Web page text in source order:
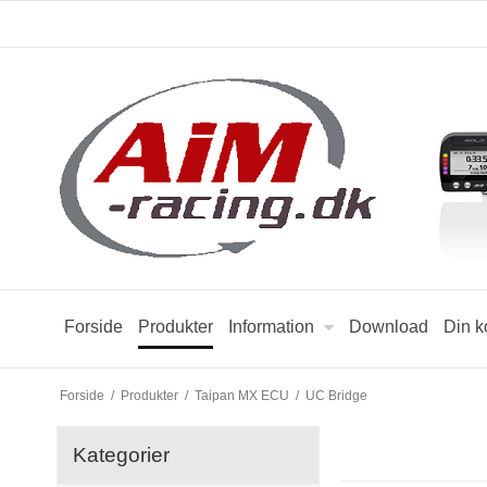
Forside Produkter Information Download Din
Forside / Produkter / Taipan MX ECU / UC Bridge
Kategorier